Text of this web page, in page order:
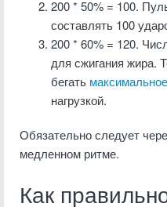
200 * 50% = 100.
составлять 100
200 * 60% = 120.
для сжигания жира.
бегать
нагрузкой.
Обязательно следует
медленном ритме.
Как